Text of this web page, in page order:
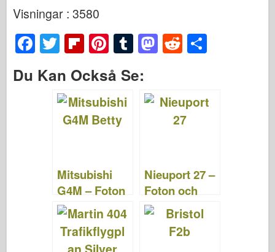
Visningar : 3580
F
a
c
T
wi
tt
er
Fl
ip
b
o
ar
Pi
nt
er
e
st
T
u
m
bl
M
a
o
R
e
di
t
e
Du Kan Också Se:
Mitsubishi
G4M – Foton
& Videor
Nieuport 27 –
Foton och
videor